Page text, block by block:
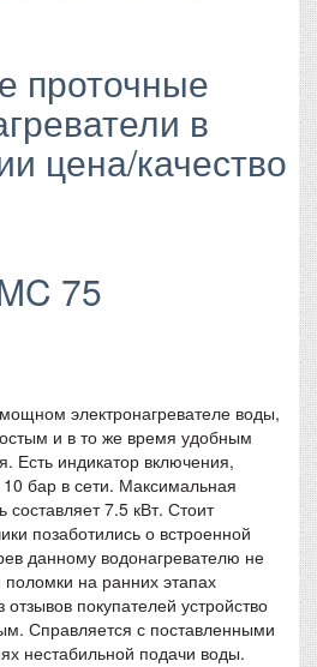
проточные
в
цена/качество
75
электронагревателе воды,
и в то же время удобным
Есть индикатор включения,
бар в сети. Максимальная
7.5 кВт. Стоит
позаботились о встроенной
данному водонагревателю не
на ранних этапах
покупателей устройство
Справляется с поставленными
нестабильной подачи воды.